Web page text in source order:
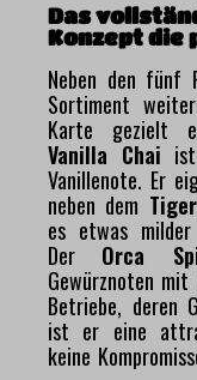
Das
Konzept die
Neben den fünf
Sortiment
Karte gezielt
Vanilla Chai
Vanillenote. Er
neben dem
es etwas
Der Orca
Gewürznoten
Betriebe, deren
ist er eine
keine